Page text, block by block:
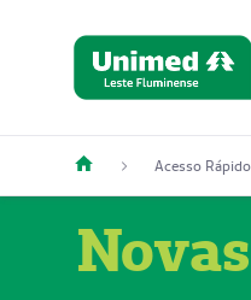
Acesso Rápido